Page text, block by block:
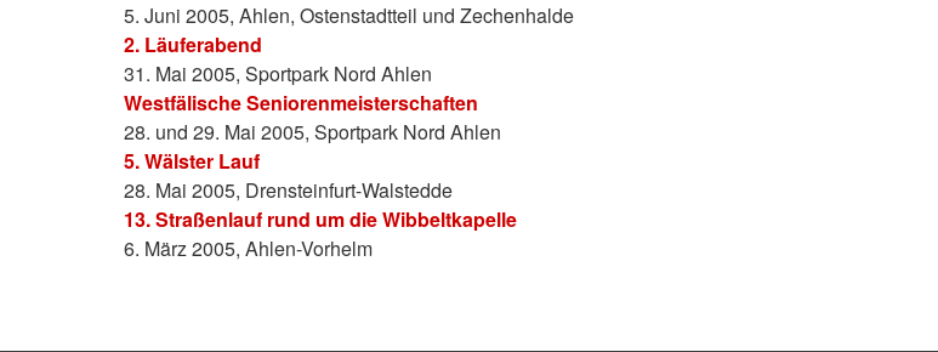
5. Juni 2005, Ahlen, Ostenstadtteil und Zechenhalde
2. Läuferabend
31. Mai 2005, Sportpark Nord Ahlen
Westfälische Seniorenmeisterschaften
28. und 29. Mai 2005, Sportpark Nord Ahlen
5. Wälster Lauf
28. Mai 2005, Drensteinfurt-Walstedde
13. Straßenlauf rund um die Wibbeltkapelle
6. März 2005, Ahlen-Vorhelm